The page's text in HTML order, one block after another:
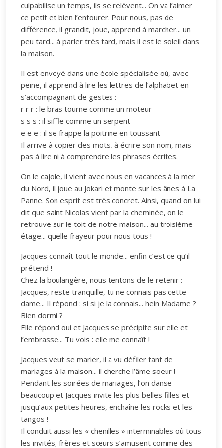
culpabilise un temps, ils se relèvent... On va l’aimer
ce petit et bien l’entourer. Pour nous, pas de
différence, il grandit, joue, apprend à marcher... un
peu tard... à parler très tard, mais il est le soleil dans
la maison.
Il est envoyé dans une école spécialisée où, avec
peine, il apprend à lire les lettres de l’alphabet en
s’accompagnant de gestes :
r r r : le bras tourne comme un moteur
s s s : il siffle comme un serpent
e e e : il se frappe la poitrine en toussant
Il arrive à copier des mots, à écrire son nom, mais
pas à lire ni à comprendre les phrases écrites.
On le cajole, il vient avec nous en vacances à la mer
du Nord, il joue au Jokari et monte sur les ânes à La
Panne. Son esprit est très concret. Ainsi, quand on lui
dit que saint Nicolas vient par la cheminée, on le
retrouve sur le toit de notre maison... au troisième
étage... quelle frayeur pour nous tous !
Jacques connaît tout le monde... enfin c’est ce qu’il
prétend !
Chez la boulangère, nous tentons de le retenir :
Jacques, reste tranquille, tu ne connais pas cette
dame... Il répond : si si je la connais... hein Madame ?
Bien dormi ?
Elle répond oui et Jacques se précipite sur elle et
l’embrasse... Tu vois : elle me connaît !
Jacques veut se marier, il a vu défiler tant de
mariages à la maison... il cherche l’âme soeur !
Pendant les soirées de mariages, l’on danse
beaucoup et Jacques invite les plus belles filles et
jusqu’aux petites heures, enchaîne les rocks et les
tangos !
Il conduit aussi les « chenilles » interminables où tous
les invités, frères et sœurs s’amusent comme des